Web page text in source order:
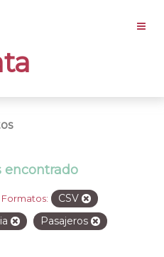
encontrado
Formatos: CSV
Pasajeros